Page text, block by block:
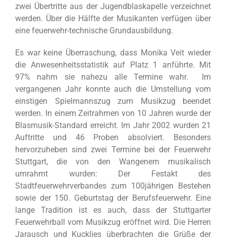
zwei Übertritte aus der Jugendblaskapelle verzeichnet
werden. Über die Hälfte der Musikanten verfügen über
eine feuerwehr-technische Grundausbildung.
Es war keine Überraschung, dass Monika Veit wieder
die Anwesenheitsstatistik auf Platz 1 anführte. Mit
97% nahm sie nahezu alle Termine wahr. Im
vergangenen Jahr konnte auch die Umstellung vom
einstigen Spielmannszug zum Musikzug beendet
werden. In einem Zeitrahmen von 10 Jahren wurde der
Blasmusik-Standard erreicht. Im Jahr 2002 wurden 21
Auftritte und 46 Proben absolviert. Besonders
hervorzuheben sind zwei Termine bei der Feuerwehr
Stuttgart, die von den Wangenern musikalisch
umrahmt wurden: Der Festakt des
Stadtfeuerwehrverbandes zum 100jährigen Bestehen
sowie der 150. Geburtstag der Berufsfeuerwehr. Eine
lange Tradition ist es auch, dass der Stuttgarter
Feuerwehrball vom Musikzug eröffnet wird. Die Herren
Jarausch und Kucklies überbrachten die Grüße der